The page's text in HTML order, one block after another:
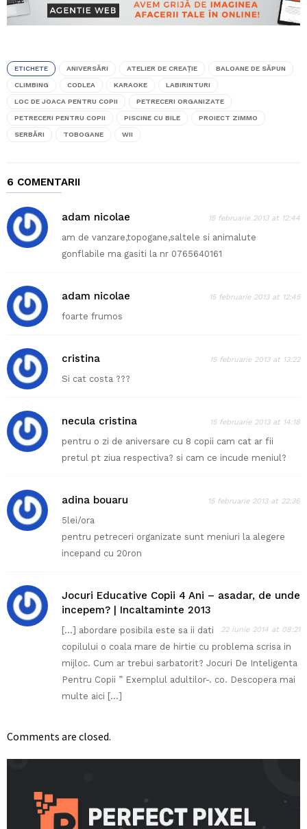
ETICHETE ANIVERSĂRI ATELIER DE CREAȚIE BALOANE DE SĂPUN
CLIMBING CODLEA KARAOKE LABIRINTURI
LOC DE JOACA PENTRU COPII PETRECERI ORGANIZATE
PETRECERI PENTRU COPII PISCINE CU BILE PROIECT ZIMMO
SERBĂRI TOBOGANE WII
6 COMENTARII
adam nicolae 15 februarie 2013 at 12:44
am de vanzare,topogane,saltele si animalute
gonflabile ma gasiti la nr 0765640161
adam nicolae 15 februarie 2013 at 12:45
foarte frumos
cristina 15 februarie 2013 at 13:22
Si cat costa ???
necula cristina 15 februarie 2013 at 14:18
pentru o zi de aniversare cu 8 copii cam cat ar fii
pretul pt ziua respectiva? si cam ce incude meniul?
adina bouaru 15 februarie 2013 at 22:36
5lei/ora
pentru petreceri organizate sunt meniuri la alegere
incepand cu 20ron
Jocuri Educative Copii 4 Ani – asadar, de unde
incepem? | Incaltaminte 2013
22 iunie 2014 at 08:21
[…] abordare posibila este sa ii dati
copilului o coala mare de hirtie cu problema scrisa in
mijloc. Cum ar trebui sarbatorit? Jocuri De Inteligenta
Pentru Copii ” Exemplul adultilor-. co. Descopera mai
multe aici […]
Comments are closed.